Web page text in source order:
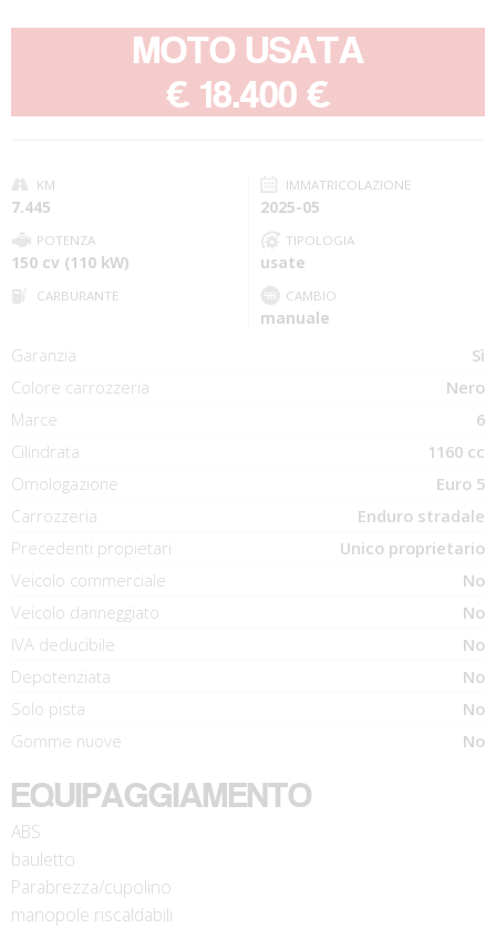
MOTO USATA
€ 18.400 €
KM
7.445
IMMATRICOLAZIONE
2025-05
POTENZA
150 cv (110 kW)
TIPOLOGIA
usate
CARBURANTE CAMBIO
manuale
Garanzia
Sì
Colore carrozzeria
Nero
Marce
6
Cilindrata
1160 cc
Omologazione
Euro 5
Carrozzeria
Enduro stradale
Precedenti propietari
Unico proprietario
Veicolo commerciale
No
Veicolo danneggiato
No
IVA deducibile
No
Depotenziata
No
Solo pista
No
Gomme nuove
No
EQUIPAGGIAMENTO
ABS
bauletto
Parabrezza/cupolino
manopole riscaldabili